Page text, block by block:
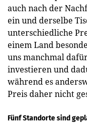
auch nach der
ein und derselbe
unterschiedliche
einem Land
uns manchmal
investieren und
während es
Preis daher nicht
Fünf Standorte sind